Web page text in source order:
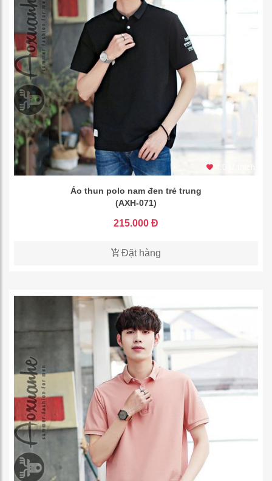
Áo thun polo nam đen trẻ trung
(AXH-071)
215.000 Đ
Đặt hàng